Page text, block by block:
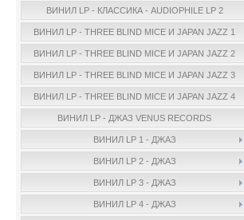
ВИНИЛ LP - КЛАССИКА - AUDIOPHILE LP 2
ВИНИЛ LP - THREE BLIND MICE И JAPAN JAZZ 1
ВИНИЛ LP - THREE BLIND MICE И JAPAN JAZZ 2
ВИНИЛ LP - THREE BLIND MICE И JAPAN JAZZ 3
ВИНИЛ LP - THREE BLIND MICE И JAPAN JAZZ 4
ВИНИЛ LP - ДЖАЗ VENUS RECORDS
ВИНИЛ LP 1 - ДЖАЗ
ВИНИЛ LP 2 - ДЖАЗ
ВИНИЛ LP 3 - ДЖАЗ
ВИНИЛ LP 4 - ДЖАЗ